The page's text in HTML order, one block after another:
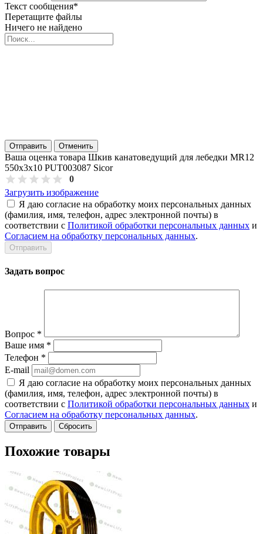
Текст сообщения*
Перетащите файлы
Ничего не найдено
Отправить Отменить
Ваша оценка товара Шкив канатоведущий для лебедки MR12
550х3х10 PUT003087 Sicor
0
Загрузить изображение
Я даю согласие на обработку моих персональных данных
(фамилия, имя, телефон, адрес электронной почты) в
соответствии с Политикой обработки персональных данных и
Согласием на обработку персональных данных.
Задать вопрос
Вопрос *
Ваше имя *
Телефон *
E-mail
Я даю согласие на обработку моих персональных данных
(фамилия, имя, телефон, адрес электронной почты) в
соответствии с Политикой обработки персональных данных и
Согласием на обработку персональных данных.
Сбросить
Похожие товары